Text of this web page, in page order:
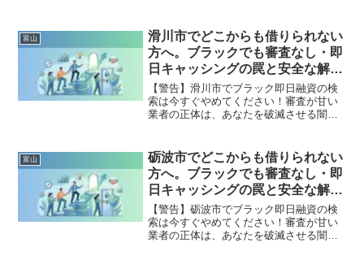
市で違法業者を避け、借金地獄から抜け
出した方々の実体験と確実な解決策を完
全公開。
富山
滑川市でどこからも借りられない
方へ。ブラックでも審査なし・即
日キャッシングの罠と安全な解決
策
【警告】滑川市でブラック即日融資の検
索は今すぐやめてください！審査が甘い
業者の正体は、あなたを破滅させる闇金
市で違法業者を避け、借金地獄から抜け
出した方々の実体験と確実な解決策を完
全公開。
富山
砺波市でどこからも借りられない
方へ。ブラックでも審査なし・即
日キャッシングの罠と安全な解決
策
【警告】砺波市でブラック即日融資の検
索は今すぐやめてください！審査が甘い
業者の正体は、あなたを破滅させる闇金